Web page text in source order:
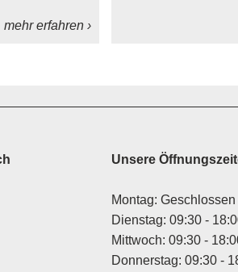
mehr erfahren ›
Unsere
Montag: Geschlossen
Dienstag: 09:30 -
Mittwoch: 09:30 -
Donnerstag: 09:30 -